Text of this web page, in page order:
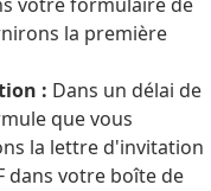
la première
: Dans un délai de
que vous
la lettre d'invitation
dans votre boîte de